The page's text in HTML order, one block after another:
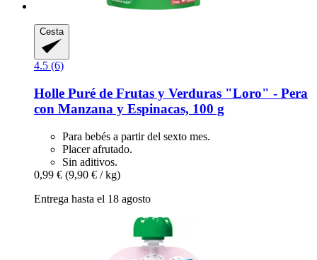
Cesta
4.5 (6)
Holle Puré de Frutas y Verduras "Loro" -​ Pera
con Manzana y Espinacas, 100 g
Para bebés a partir del sexto mes.
Placer afrutado.
Sin aditivos.
0,99 € (9,90 € / kg)
Entrega hasta el 18 agosto